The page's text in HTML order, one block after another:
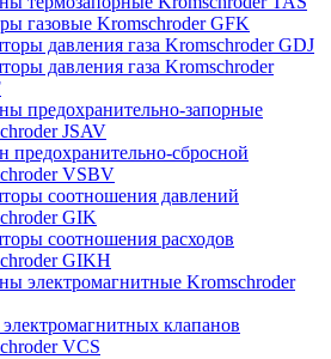
газовые Kromschroder GFK
давления газа Kromschroder GDJ
давления газа Kromschroder
предохранительно-запорные
JSAV
предохранительно-сбросной
VSBV
соотношения давлений
GIK
соотношения расходов
GIKH
электромагнитные Kromschroder
клапанов
VCS